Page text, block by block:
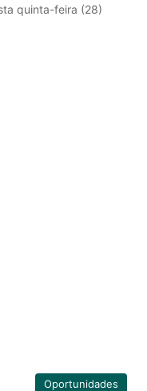
quinta-feira (28)
Oportunidades